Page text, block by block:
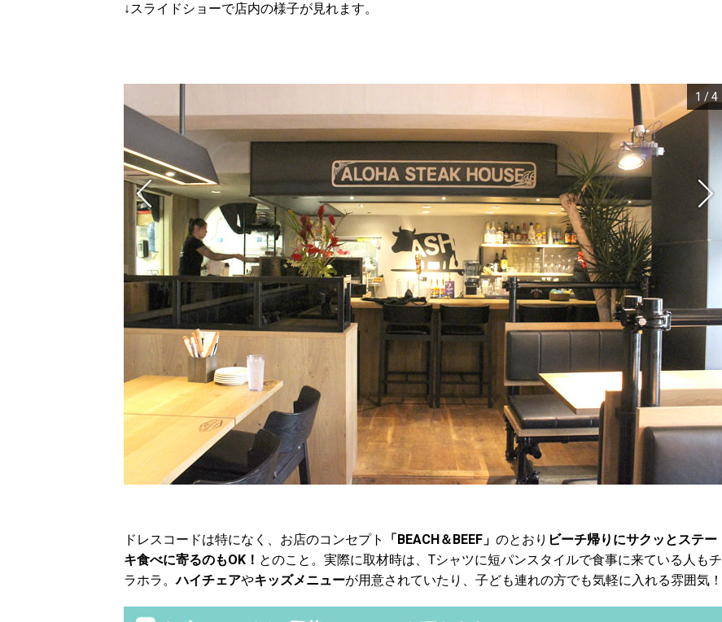
↓スライドショーで店内の様子が見れます。
1 /4
ドレスコードは特になく、お店のコンセプト 「BEACH＆BEEF」 のとおり ビーチ帰りにサクッとステー
キ食べに寄るのもOK！ とのこと。実際に取材時は、Tシャツに短パンスタイルで食事に来ている人もチ
ラホラ。ハイチェアやキッズメニューが用意されていたり、子ども連れの方でも気軽に入れる雰囲気！